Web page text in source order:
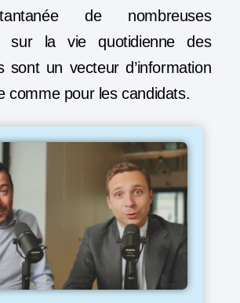
de nombreuses
sur la vie quotidienne des
sont un vecteur d’information
comme pour les candidats.